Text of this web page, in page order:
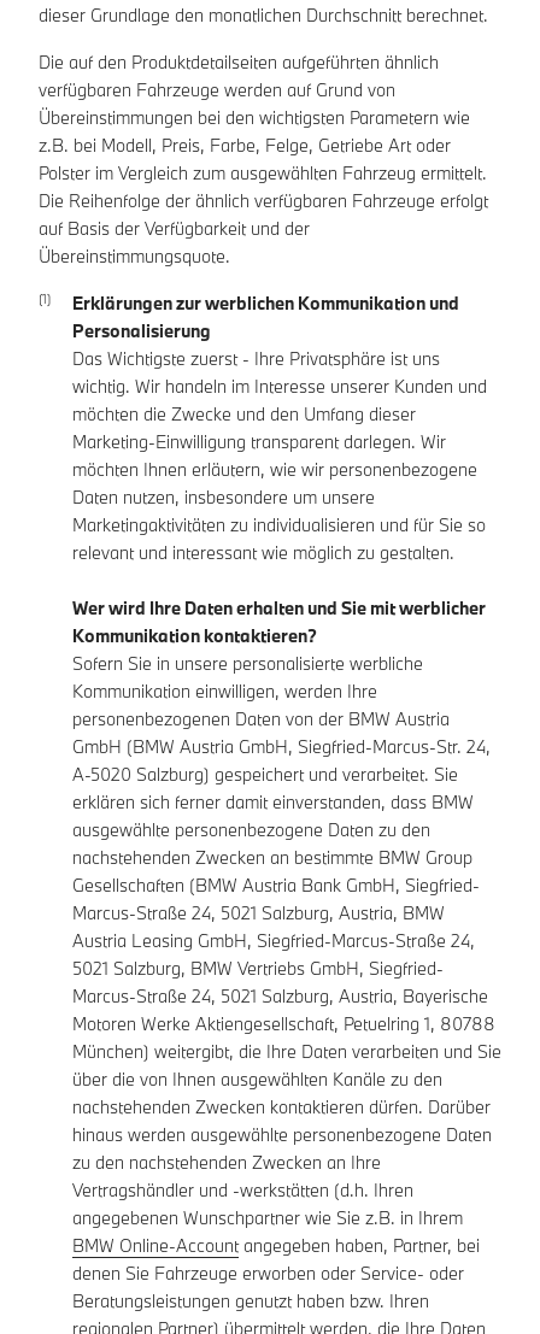
dieser Grundlage den monatlichen Durchschnitt berechnet.
Die auf den Produktdetailseiten aufgeführten ähnlich
verfügbaren Fahrzeuge werden auf Grund von
Übereinstimmungen bei den wichtigsten Parametern wie
z.B. bei Modell, Preis, Farbe, Felge, Getriebe Art oder
Polster im Vergleich zum ausgewählten Fahrzeug ermittelt.
Die Reihenfolge der ähnlich verfügbaren Fahrzeuge erfolgt
auf Basis der Verfügbarkeit und der
Übereinstimmungsquote.
Erklärungen zur werblichen Kommunikation und
Personalisierung
Das Wichtigste zuerst - Ihre Privatsphäre ist uns
wichtig. Wir handeln im Interesse unserer Kunden und
möchten die Zwecke und den Umfang dieser
Marketing-Einwilligung transparent darlegen. Wir
möchten Ihnen erläutern, wie wir personenbezogene
Daten nutzen, insbesondere um unsere
Marketingaktivitäten zu individualisieren und für Sie so
relevant und interessant wie möglich zu gestalten.
Wer wird Ihre Daten erhalten und Sie mit werblicher
Kommunikation kontaktieren?
Sofern Sie in unsere personalisierte werbliche
Kommunikation einwilligen, werden Ihre
personenbezogenen Daten von der BMW Austria
GmbH (BMW Austria GmbH, Siegfried-Marcus-Str. 24,
A-5020 Salzburg) gespeichert und verarbeitet. Sie
erklären sich ferner damit einverstanden, dass BMW
ausgewählte personenbezogene Daten zu den
nachstehenden Zwecken an bestimmte BMW Group
Gesellschaften (BMW Austria Bank GmbH, Siegfried-
Marcus-Straße 24, 5021 Salzburg, Austria, BMW
Austria Leasing GmbH, Siegfried-Marcus-Straße 24,
5021 Salzburg, BMW Vertriebs GmbH, Siegfried-
Marcus-Straße 24, 5021 Salzburg, Austria, Bayerische
Motoren Werke Aktiengesellschaft, Petuelring 1, 80788
München) weitergibt, die Ihre Daten verarbeiten und Sie
über die von Ihnen ausgewählten Kanäle zu den
nachstehenden Zwecken kontaktieren dürfen. Darüber
hinaus werden ausgewählte personenbezogene Daten
zu den nachstehenden Zwecken an Ihre
Vertragshändler und -werkstätten (d.h. Ihren
angegebenen Wunschpartner wie Sie z.B. in Ihrem
BMW Online-Accountangegeben haben, Partner, bei
denen Sie Fahrzeuge erworben oder Service- oder
Beratungsleistungen genutzt haben bzw. Ihren
regionalen Partner) übermittelt werden, die Ihre Daten